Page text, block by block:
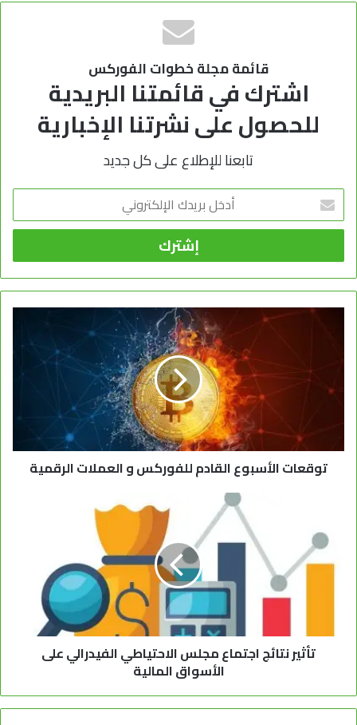
قائمة مجلة خطوات الفوركس
اشترك في قائمتنا البريدية
للحصول على نشرتنا الإخبارية
تابعنا للإطلاع على كل جديد
أدخل
بريدك
الإلكتروني
توقعات الأسبوع القادم للفوركس و العملات الرقمية
تأثير نتائج اجتماع مجلس الاحتياطي الفيدرالي على
الأسواق المالية